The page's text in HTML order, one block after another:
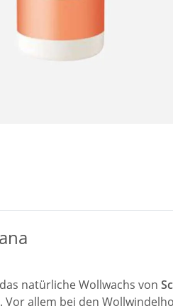
natürliche Wollwachs von
Vor allem bei den